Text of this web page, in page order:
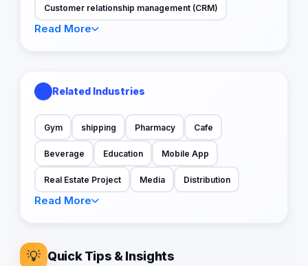
Customer relationship management (CRM)
Read More
Related Industries
Gym shipping Pharmacy Cafe
Beverage Education Mobile App
Real Estate Project Media Distribution
Read More
💡 Quick Tips & Insights